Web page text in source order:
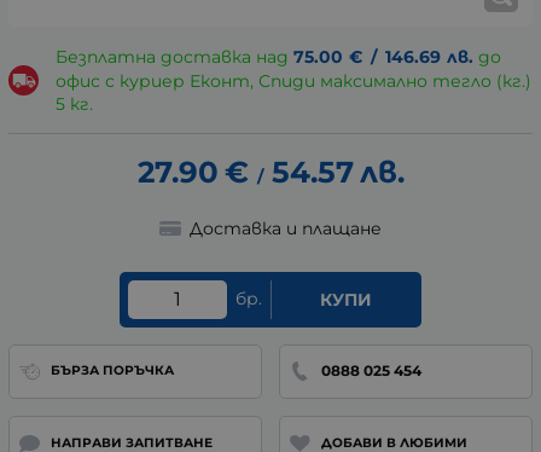
Безплатна доставка над 75.00 € / 146.69 лв. до
офис с куриер Еконт, Спиди максимално тегло (кг.)
5 кг.
27.90 € / 54.57лв.
Доставка и плащане
бр. КУПИ
БЪРЗА ПОРЪЧКА 0888 025 454
НАПРАВИ ЗАПИТВАНЕ ДОБАВИ В ЛЮБИМИ